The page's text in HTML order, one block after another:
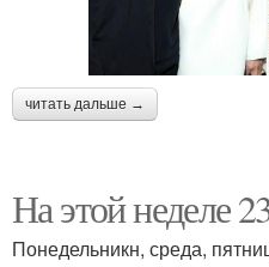
читать дальше →
На этой неделе
Понедельникн, среда,